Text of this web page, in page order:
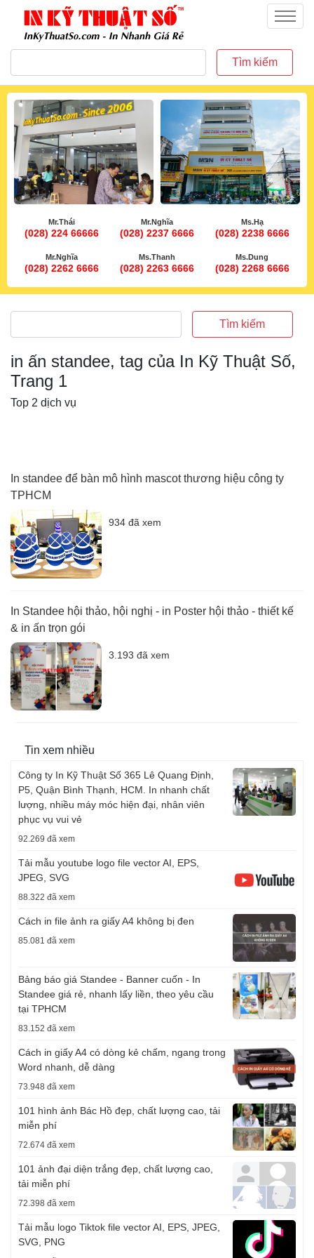
inkythuatso.com
Menu
Tìm kiếm
Mr.Thái
(028) 224 66666
Mr.Nghĩa
(028) 2237 6666
Ms.Hạ
(028) 2238 6666
Mr.Nghĩa
(028) 2262 6666
Ms.Thanh
(028) 2263 6666
Ms.Dung
(028) 2268 6666
Tìm kiếm
in ấn standee, tag của In Kỹ Thuật Số,
Trang 1
Top 2 dịch vụ
In standee để bàn mô hình mascot thương hiệu công ty
TPHCM
934 đã xem
In Standee hội thảo, hội nghị - in Poster hội thảo - thiết kế
& in ấn trọn gói
3.193 đã xem
Tin xem nhiều
Công ty In Kỹ Thuật Số 365 Lê Quang Định,
P5, Quận Bình Thạnh, HCM. In nhanh chất
lượng, nhiều máy móc hiện đại, nhân viên
phục vụ vui vẻ
92.269 đã xem
Tải mẫu youtube logo file vector AI, EPS,
JPEG, SVG
88.322 đã xem
Cách in file ảnh ra giấy A4 không bị đen
85.081 đã xem
Bảng báo giá Standee - Banner cuốn - In
Standee giá rẻ, nhanh lấy liền, theo yêu cầu
tại TPHCM
83.152 đã xem
Cách in giấy A4 có dòng kẻ chấm, ngang trong
Word nhanh, dễ dàng
73.948 đã xem
101 hình ảnh Bác Hồ đẹp, chất lượng cao, tải
miễn phí
72.674 đã xem
101 ảnh đại diện trắng đẹp, chất lượng cao,
tải miễn phí
72.398 đã xem
Tải mẫu logo Tiktok file vector AI, EPS, JPEG,
SVG, PNG